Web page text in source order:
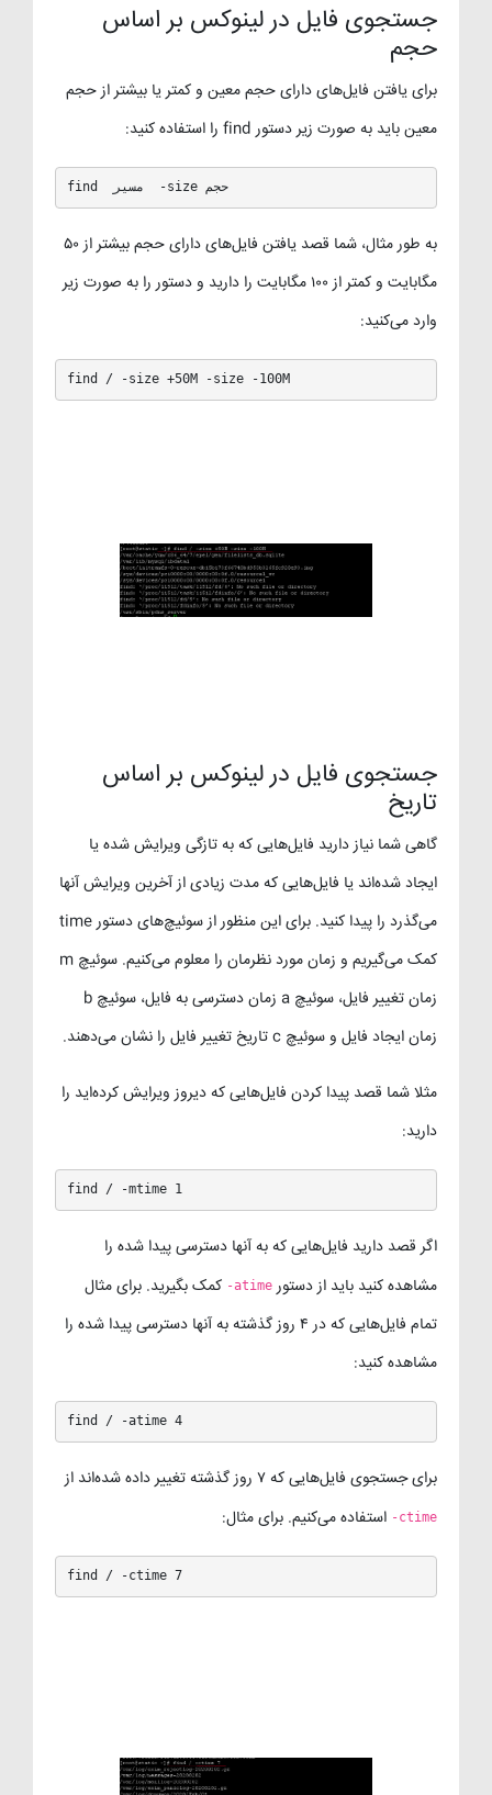
جستجوی فایل در لینوکس بر اساس
حجم
برای یافتن فایل‌های دارای حجم معین و کمتر یا بیشتر از حجم
معین باید به صورت زیر دستور find را استفاده کنید:
find  مسیر  -size حجم
به طور مثال، شما قصد یافتن فایل‌های دارای حجم بیشتر از ۵۰
مگابایت و کمتر از ۱۰۰ مگابایت را دارید و دستور را به صورت زیر
وارد می‌کنید:
find / -size +50M -size -100M
جستجوی فایل در لینوکس بر اساس
تاریخ
گاهی شما نیاز دارید فایل‌هایی که به تازگی ویرایش شده یا
ایجاد شده‌اند یا فایل‌هایی که مدت زیادی از آخرین ویرایش آنها
می‌گذرد را پیدا کنید. برای این منظور از سوئیچ‌های دستور time
کمک می‌گیریم و زمان مورد نظرمان را معلوم می‌کنیم. سوئیچ m
زمان تغییر فایل، سوئیچ a زمان دسترسی به فایل، سوئیچ b
زمان ایجاد فایل و سوئیچ c تاریخ تغییر فایل را نشان می‌دهند.
مثلا شما قصد پیدا کردن فایل‌هایی که دیروز ویرایش کرده‌اید را
دارید:
find / -mtime 1
اگر قصد دارید فایل‌هایی که به آنها دسترسی پیدا شده را
مشاهده کنید باید از دستور -atime کمک بگیرید. برای مثال
تمام فایل‌هایی که در ۴ روز گذشته به آنها دسترسی پیدا شده را
مشاهده کنید:
find / -atime 4
برای جستجوی فایل‌هایی که ۷ روز گذشته تغییر داده شده‌اند از
-ctime استفاده می‌کنیم. برای مثال:
find / -ctime 7